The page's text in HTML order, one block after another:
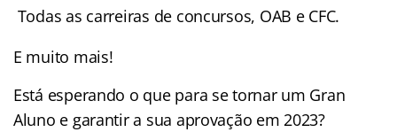
Todas as carreiras de concursos, OAB e CFC.
E muito mais!
Está esperando o que para se tornar um Gran
Aluno e garantir a sua aprovação em 2023?